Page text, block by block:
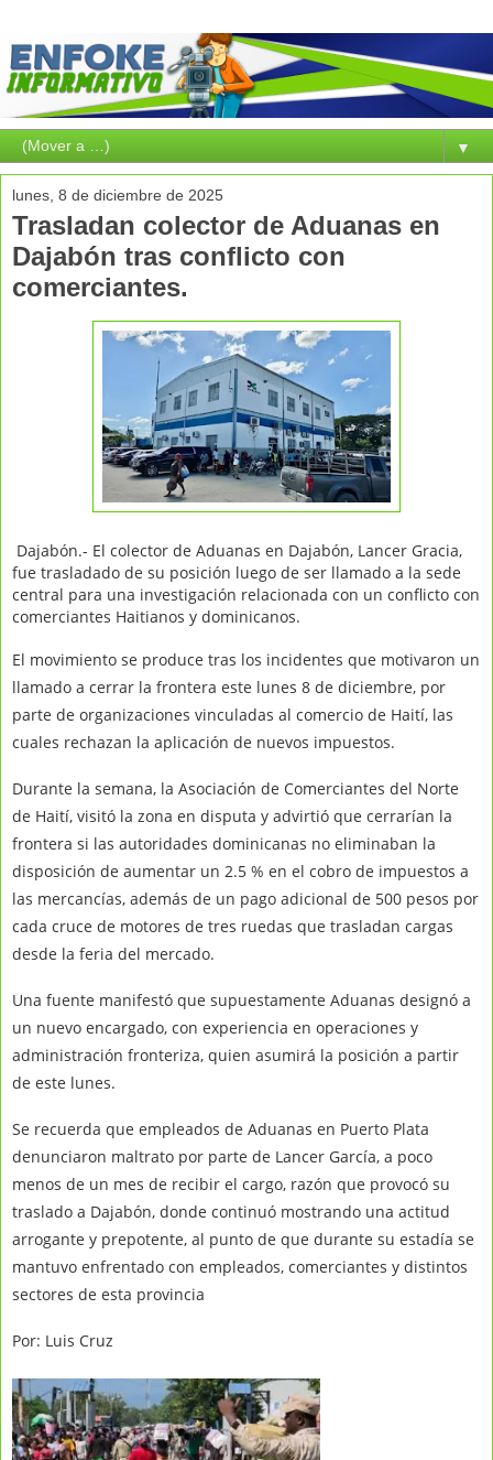
▼
lunes, 8 de diciembre de 2025
Trasladan colector de Aduanas en
Dajabón tras conflicto con
comerciantes.
Dajabón.- El colector de Aduanas en Dajabón, Lancer Gracia,
fue trasladado de su posición luego de ser llamado a la sede
central para una investigación relacionada con un conflicto con
comerciantes Haitianos y dominicanos.
El movimiento se produce tras los incidentes que motivaron un
llamado a cerrar la frontera este lunes 8 de diciembre, por
parte de organizaciones vinculadas al comercio de Haití, las
cuales rechazan la aplicación de nuevos impuestos.
Durante la semana, la Asociación de Comerciantes del Norte
de Haití, visitó la zona en disputa y advirtió que cerrarían la
frontera si las autoridades dominicanas no eliminaban la
disposición de aumentar un 2.5 % en el cobro de impuestos a
las mercancías, además de un pago adicional de 500 pesos por
cada cruce de motores de tres ruedas que trasladan cargas
desde la feria del mercado.
Una fuente manifestó que supuestamente Aduanas designó a
un nuevo encargado, con experiencia en operaciones y
administración fronteriza, quien asumirá la posición a partir
de este lunes.
Se recuerda que empleados de Aduanas en Puerto Plata
denunciaron maltrato por parte de Lancer García, a poco
menos de un mes de recibir el cargo, razón que provocó su
traslado a Dajabón, donde continuó mostrando una actitud
arrogante y prepotente, al punto de que durante su estadía se
mantuvo enfrentado con empleados, comerciantes y distintos
sectores de esta provincia
Por: Luis Cruz